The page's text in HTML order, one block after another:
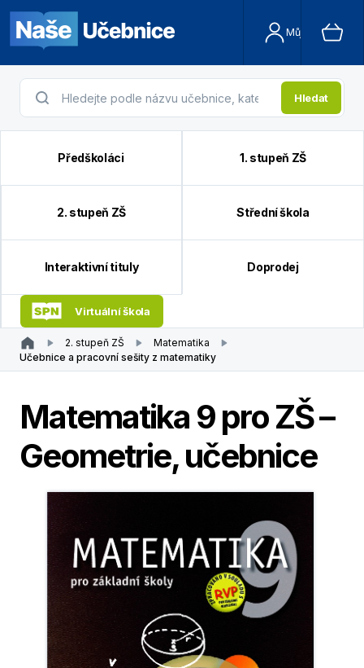
Můj účet
Hledat
Předškoláci 1. stupeň ZŠ
2. stupeň ZŠ Střední škola
Interaktivní tituly Doprodej
Virtuální škola
2. stupeň ZŠ
Matematika
Učebnice a pracovní sešity z matematiky
Matematika 9 pro ZŠ –
Geometrie, učebnice